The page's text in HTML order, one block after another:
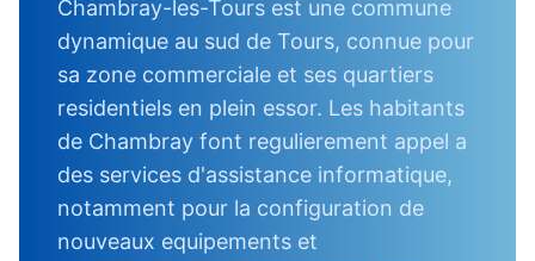
Chambray-les-Tours est une commune
dynamique au sud de Tours, connue pour
sa zone commerciale et ses quartiers
residentiels en plein essor. Les habitants
de Chambray font regulierement appel a
des services d'assistance informatique,
notamment pour la configuration de
nouveaux equipements et